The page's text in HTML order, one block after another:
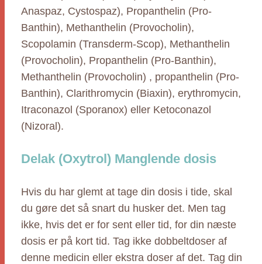
Anaspaz, Cystospaz), Propanthelin (Pro-
Banthin), Methanthelin (Provocholin),
Scopolamin (Transderm-Scop), Methanthelin
(Provocholin), Propanthelin (Pro-Banthin),
Methanthelin (Provocholin) , propanthelin (Pro-
Banthin), Clarithromycin (Biaxin), erythromycin,
Itraconazol (Sporanox) eller Ketoconazol
(Nizoral).
Delak (Oxytrol) Manglende dosis
Hvis du har glemt at tage din dosis i tide, skal
du gøre det så snart du husker det. Men tag
ikke, hvis det er for sent eller tid, for din næste
dosis er på kort tid. Tag ikke dobbeltdoser af
denne medicin eller ekstra doser af det. Tag din